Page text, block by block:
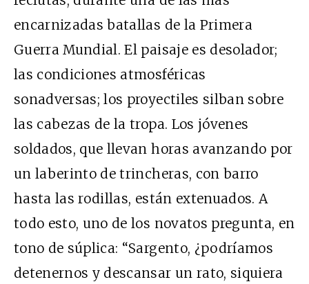
encarnizadas batallas de la Primera
Guerra Mundial. El paisaje es desolador;
las condiciones atmosféricas
sonadversas; los proyectiles silban sobre
las cabezas de la tropa. Los jóvenes
soldados, que llevan horas avanzando por
un laberinto de trincheras, con barro
hasta las rodillas, están extenuados. A
todo esto, uno de los novatos pregunta, en
tono de súplica: “Sargento, ¿podríamos
detenernos y descansar un rato, siquiera